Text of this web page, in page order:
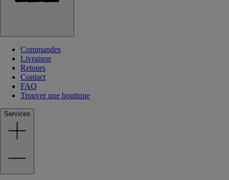
Commandes
Livraison
Retours
Contact
FAQ
Trouver une boutique
Services